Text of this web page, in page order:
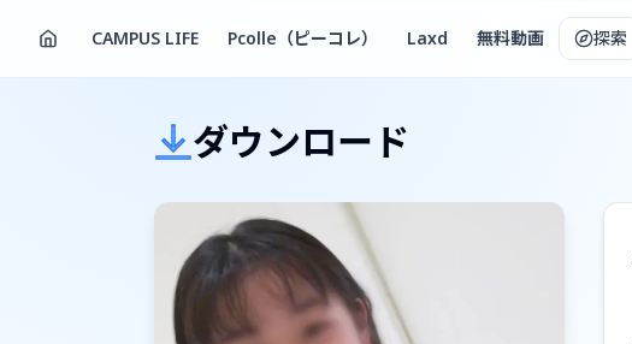
CAMPUS LIFE Pcolle（ピーコレ） Laxd 無料動画 探索
ダウンロード